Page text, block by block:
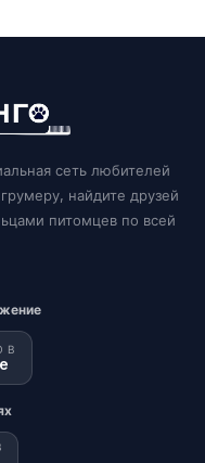
сеть любителей
найдите друзей
питомцев по всей
В